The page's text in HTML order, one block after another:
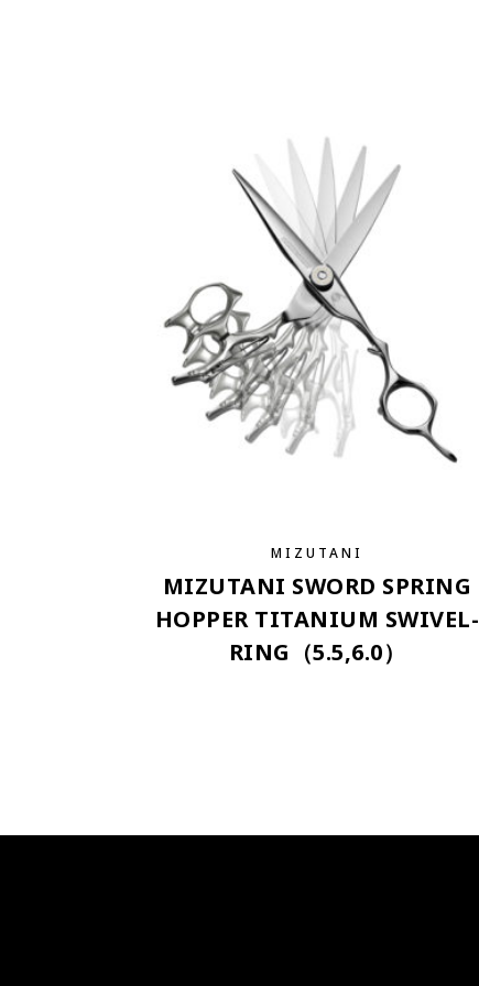
MIZUTANI
MIZUTANI SWORD SPRING
HOPPER TITANIUM SWIVEL-
RING（5.5,6.0）